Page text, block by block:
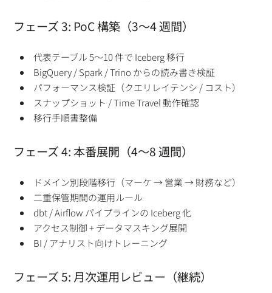
フェーズ 3: PoC 構築（3〜4 週間）
代表テーブル 5〜10 件で Iceberg 移行
BigQuery / Spark / Trino からの読み書き検証
パフォーマンス検証（クエリレイテンシ / コスト）
スナップショット / Time Travel 動作確認
移行手順書整備
フェーズ 4: 本番展開（4〜8 週間）
ドメイン別段階移行（マーケ → 営業 → 財務など）
二重保管期間の運用ルール
dbt / Airflow パイプラインの Iceberg 化
アクセス制御 + データマスキング展開
BI / アナリスト向けトレーニング
フェーズ 5: 月次運用レビュー（継続）